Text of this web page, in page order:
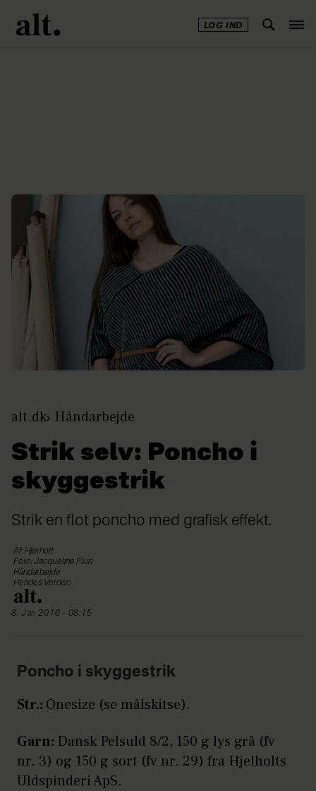
LOG IND
alt.dk Håndarbejde
Strik selv: Poncho i
skyggestrik
Strik en flot poncho med grafisk effekt.
Af: Hjerholt
Foto: Jacqueline Fluri
Håndarbejde
Hendes Verden
8. Jan 2016 - 08:15
Poncho i skyggestrik
Str.: Onesize (se målskitse).
Garn: Dansk Pelsuld 8/2, 150 g lys grå (fv
nr. 3) og 150 g sort (fv nr. 29) fra Hjelholts
Uldspinderi ApS.